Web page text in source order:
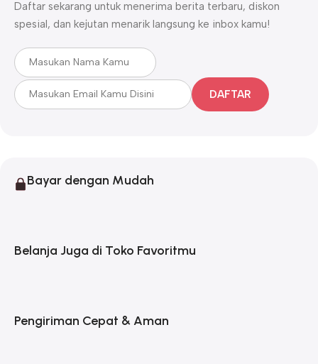
Daftar sekarang untuk menerima berita terbaru, diskon
spesial, dan kejutan menarik langsung ke inbox kamu!
DAFTAR
Bayar dengan Mudah
Belanja Juga di Toko Favoritmu
Pengiriman Cepat & Aman